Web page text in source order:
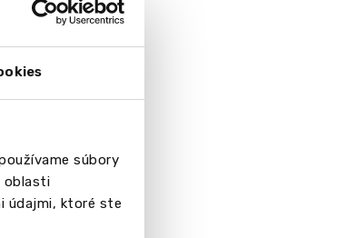
súbory
oblasti
údajmi, ktoré ste